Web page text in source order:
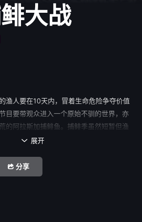
大战
渔人要在10天内，冒着生命危险争夺价值
目要带观众进入一个原始不驯的世界，亦
的阿拉斯加捕鲱鱼。捕鲱季虽然短暂但渔
更吸引各地的渔船前来。于是，小而简陋
 展开
分享